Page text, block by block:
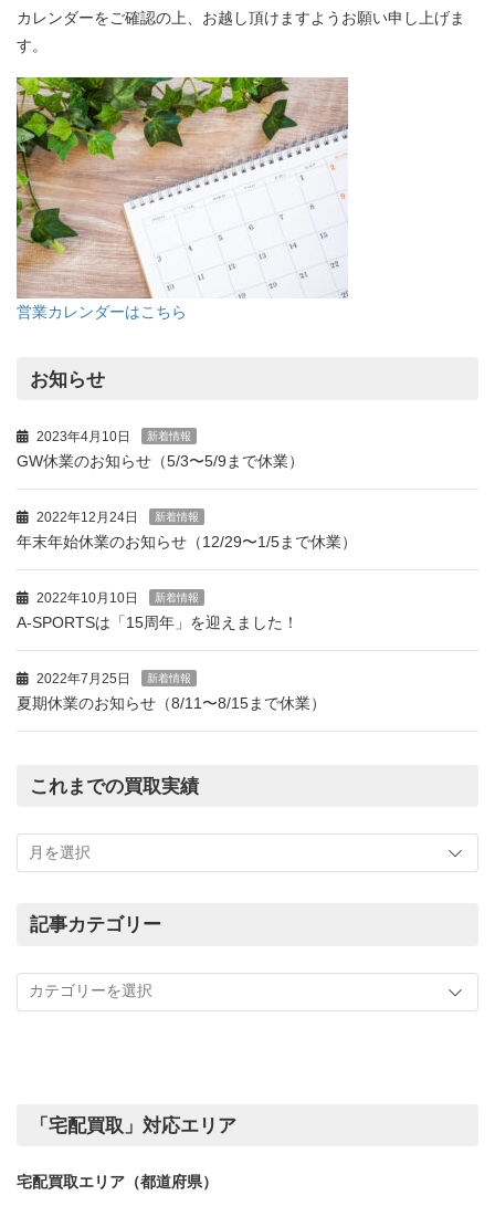
カレンダーをご確認の上、お越し頂けますようお願い申し上げま
す。
営業カレンダーはこちら
お知らせ
2023年4月10日 新着情報
GW休業のお知らせ（5/3〜5/9まで休業）
2022年12月24日 新着情報
年末年始休業のお知らせ（12/29〜1/5まで休業）
2022年10月10日 新着情報
A-SPORTSは「15周年」を迎えました！
2022年7月25日 新着情報
夏期休業のお知らせ（8/11〜8/15まで休業）
これまでの買取実績
ま
の
績
記事カテゴリー
カ
「宅配買取」対応エリア
宅配買取エリア（都道府県）